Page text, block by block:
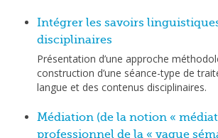
Intégrer les savoirs
disciplinaires
Présentation d’une approche
construction d’une séance-type de
langue et des contenus disciplinaires.
Médiation (de la notion «
professionnel de la « vague